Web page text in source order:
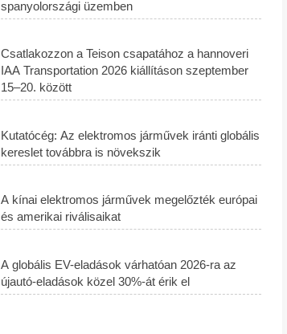
spanyolországi üzemben
Csatlakozzon a Teison csapatához a hannoveri
IAA Transportation 2026 kiállításon szeptember
15–20. között
Kutatócég: Az elektromos járművek iránti globális
kereslet továbbra is növekszik
A kínai elektromos járművek megelőzték európai
és amerikai riválisaikat
A globális EV-eladások várhatóan 2026-ra az
újautó-eladások közel 30%-át érik el